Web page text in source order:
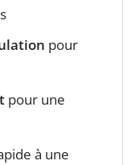
pour
pour une
à une